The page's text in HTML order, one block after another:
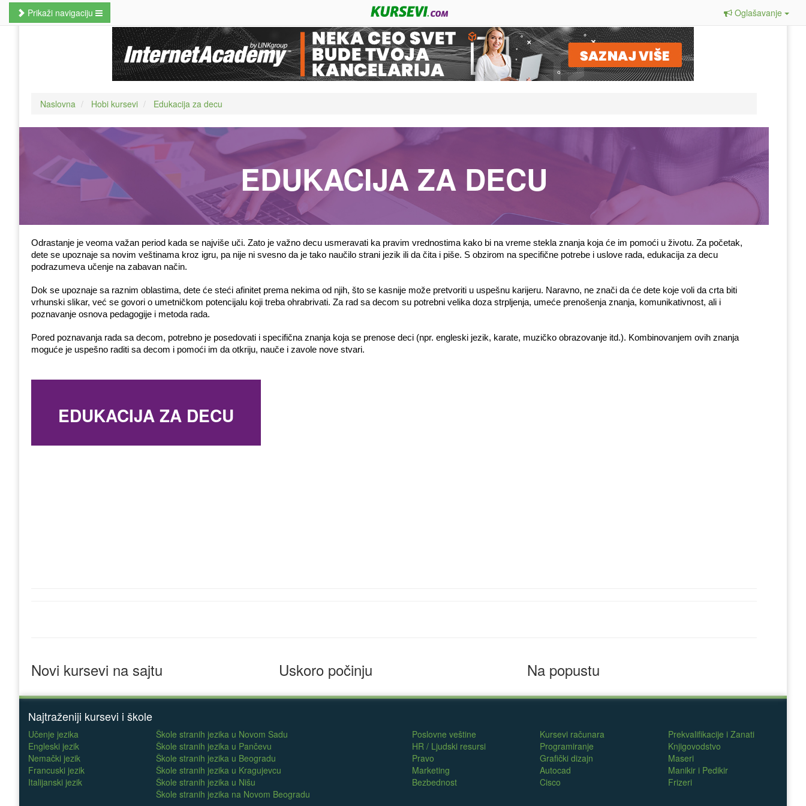
Prikaži navigaciju
Oglašavanje
Kursevi računara
Prekvalifikacije i zanati
Hobi kursevi
Naslovna Hobi kursevi Edukacija za decu
EDUKACIJA ZA DECU
Odrastanje je veoma važan period kada se najviše uči. Zato je važno decu usmeravati ka pravim vrednostima kako bi na vreme stekla znanja koja će im pomoći u životu. Za početak,
dete se upoznaje sa novim veštinama kroz igru, pa nije ni svesno da je tako naučilo strani jezik ili da čita i piše. S obzirom na specifične potrebe i uslove rada, edukacija za decu
podrazumeva učenje na zabavan način.
Dok se upoznaje sa raznim oblastima, dete će steći afinitet prema nekima od njih, što se kasnije može pretvoriti u uspešnu karijeru. Naravno, ne znači da će dete koje voli da crta biti
vrhunski slikar, već se govori o umetničkom potencijalu koji treba ohrabrivati. Za rad sa decom su potrebni velika doza strpljenja, umeće prenošenja znanja, komunikativnost, ali i
poznavanje osnova pedagogije i metoda rada.
Pored poznavanja rada sa decom, potrebno je posedovati i specifična znanja koja se prenose deci (npr. engleski jezik, karate, muzičko obrazovanje itd.). Kombinovanjem ovih znanja
moguće je uspešno raditi sa decom i pomoći im da otkriju, nauče i zavole nove stvari.
EDUKACIJA ZA DECU
Novi kursevi na sajtu Uskoro počinju Na popustu
Najtraženiji kursevi i škole
Učenje jezika
Engleski jezik
Nemački jezik
Francuski jezik
Italijanski jezik
Škole stranih jezika u Novom Sadu
Škole stranih jezika u Pančevu
Škole stranih jezika u Beogradu
Škole stranih jezika u Kragujevcu
Škole stranih jezika u Nišu
Škole stranih jezika na Novom Beogradu
Poslovne veštine
HR / Ljudski resursi
Pravo
Marketing
Bezbednost
Kursevi računara
Programiranje
Grafički dizajn
Autocad
Cisco
Prekvalifikacije i Zanati
Knjigovodstvo
Maseri
Manikir i Pedikir
Frizeri